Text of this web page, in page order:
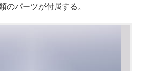
のパーツが付属する。